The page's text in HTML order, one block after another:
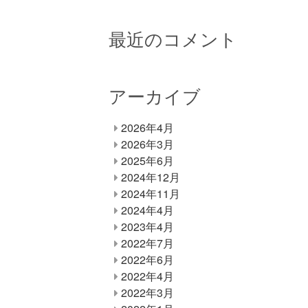
最近のコメント
アーカイブ
2026年4月
2026年3月
2025年6月
2024年12月
2024年11月
2024年4月
2023年4月
2022年7月
2022年6月
2022年4月
2022年3月